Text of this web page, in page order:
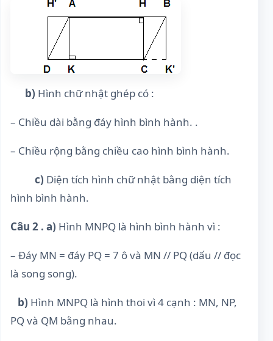
b) Hình chữ nhật ghép có :
– Chiều dài bằng đáy hình bình hành. .
– Chiều rộng bằng chiều cao hình bình hành.
c) Diện tích hình chữ nhật bằng diện tích
hình bình hành.
Câu 2 . a) Hình MNPQ là hình bình hành vì :
– Đáy MN = đáy PQ = 7 ô và MN // PQ (dấu // đọc
là song song).
b) Hình MNPQ là hình thoi vì 4 cạnh : MN, NP,
PQ và QM bằng nhau.